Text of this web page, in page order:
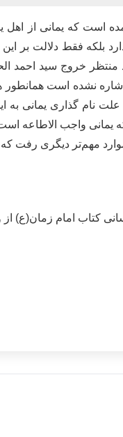
است که یمانی از اهل
بلکه فقط دلالت بر این
منتظر خروج سید احمد
نشده است همانطور
نام گذاری یمانی به
یمانی واجب الاطاعه
مهم‌تر دیگری رفت که
کتاب امام زمان(ع) از